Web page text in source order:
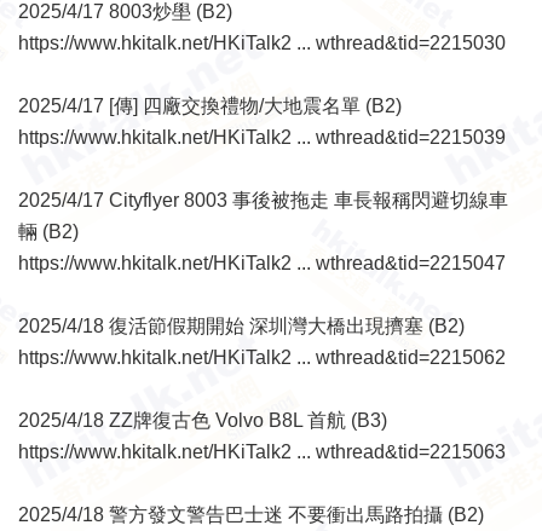
2025/4/17 8003炒壆 (B2)
https://www.hkitalk.net/HKiTalk2 ... wthread&tid=2215030
2025/4/17 [傳] 四廠交換禮物/大地震名單 (B2)
https://www.hkitalk.net/HKiTalk2 ... wthread&tid=2215039
2025/4/17 Cityflyer 8003 事後被拖走 車長報稱閃避切線車
輛 (B2)
https://www.hkitalk.net/HKiTalk2 ... wthread&tid=2215047
2025/4/18 復活節假期開始 深圳灣大橋出現擠塞 (B2)
https://www.hkitalk.net/HKiTalk2 ... wthread&tid=2215062
2025/4/18 ZZ牌復古色 Volvo B8L 首航 (B3)
https://www.hkitalk.net/HKiTalk2 ... wthread&tid=2215063
2025/4/18 警方發文警告巴士迷 不要衝出馬路拍攝 (B2)